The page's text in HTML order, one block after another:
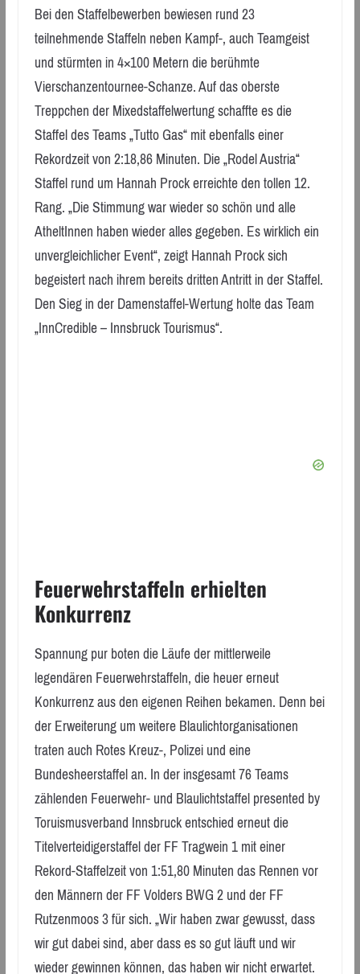
Bei den Staffelbewerben bewiesen rund 23
teilnehmende Staffeln neben Kampf-, auch Teamgeist
und stürmten in 4×100 Metern die berühmte
Vierschanzentournee-Schanze. Auf das oberste
Treppchen der Mixedstaffelwertung schaffte es die
Staffel des Teams „Tutto Gas“ mit ebenfalls einer
Rekordzeit von 2:18,86 Minuten. Die „Rodel Austria“
Staffel rund um Hannah Prock erreichte den tollen 12.
Rang. „Die Stimmung war wieder so schön und alle
AtheltInnen haben wieder alles gegeben. Es wirklich ein
unvergleichlicher Event“, zeigt Hannah Prock sich
begeistert nach ihrem bereits dritten Antritt in der Staffel.
Den Sieg in der Damenstaffel-Wertung holte das Team
„InnCredible – Innsbruck Tourismus“.
Feuerwehrstaffeln erhielten
Konkurrenz
Spannung pur boten die Läufe der mittlerweile
legendären Feuerwehrstaffeln, die heuer erneut
Konkurrenz aus den eigenen Reihen bekamen. Denn bei
der Erweiterung um weitere Blaulichtorganisationen
traten auch Rotes Kreuz-, Polizei und eine
Bundesheerstaffel an. In der insgesamt 76 Teams
zählenden Feuerwehr- und Blaulichtstaffel presented by
Toruismusverband Innsbruck entschied erneut die
Titelverteidigerstaffel der FF Tragwein 1 mit einer
Rekord-Staffelzeit von 1:51,80 Minuten das Rennen vor
den Männern der FF Volders BWG 2 und der FF
Rutzenmoos 3 für sich. „Wir haben zwar gewusst, dass
wir gut dabei sind, aber dass es so gut läuft und wir
wieder gewinnen können, das haben wir nicht erwartet.